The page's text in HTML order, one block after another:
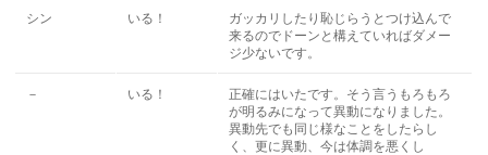
シン いる！
ガッカリしたり恥じらうとつけ込んで
来るのでドーンと構えていればダメー
ジ少ないです。
－ いる！
正確にはいたです。そう言うもろもろ
が明るみになって異動になりました。
異動先でも同じ様なことをしたらし
く、更に異動、今は体調を悪くし